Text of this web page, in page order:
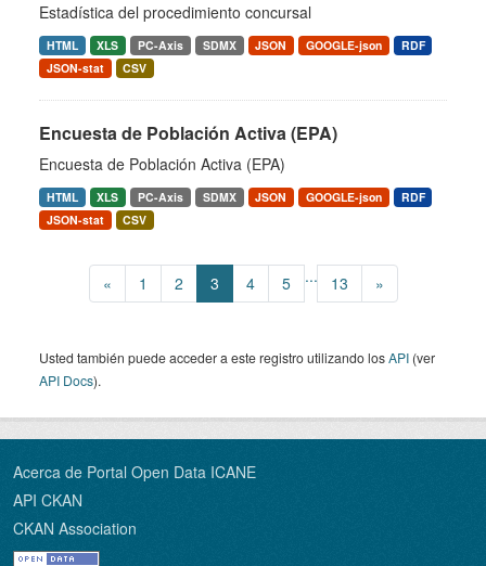
Estadística del procedimiento concursal
HTML XLS PC-Axis SDMX JSON GOOGLE-json
RDF
JSON-stat
CSV
Encuesta de Población Activa (EPA)
Encuesta de Población Activa (EPA)
HTML XLS PC-Axis SDMX JSON GOOGLE-json
RDF
JSON-stat
CSV
« 1 2 3 4 5 ... 13 »
Usted también puede acceder a este registro utilizando losAPI (ver
API Docs).
Acerca de Portal Open Data ICANE
API CKAN
CKAN Association